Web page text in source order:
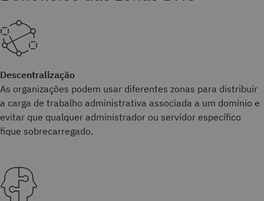
Descentralização
As organizações podem usar diferentes zonas para distribuir
a carga de trabalho administrativa associada a um domínio e
evitar que qualquer administrador ou servidor específico
fique sobrecarregado.